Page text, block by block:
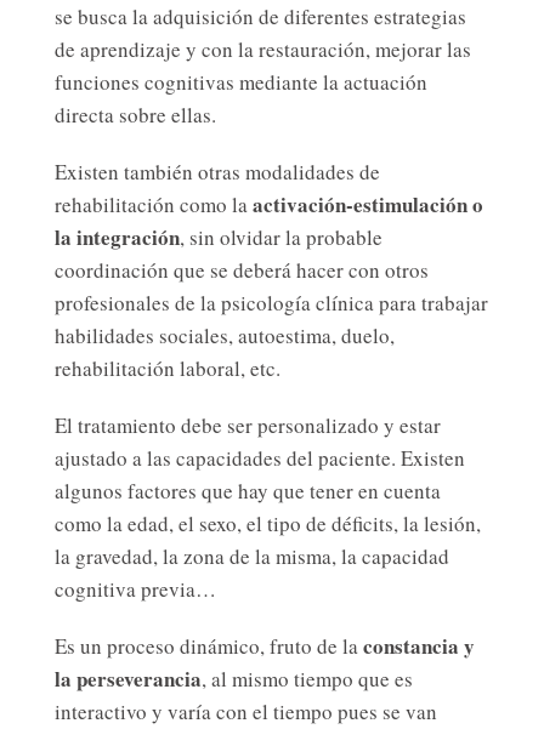
se busca la adquisición de diferentes estrategias
de aprendizaje y con la restauración, mejorar las
funciones cognitivas mediante la actuación
directa sobre ellas.
Existen también otras modalidades de
rehabilitación como laactivación-estimulación o
la integración, sin olvidar la probable
coordinación que se deberá hacer con otros
profesionales de la psicología clínica para trabajar
habilidades sociales, autoestima, duelo,
rehabilitación laboral, etc.
El tratamiento debe ser personalizado y estar
ajustado a las capacidades del paciente. Existen
algunos factores que hay que tener en cuenta
como la edad, el sexo, el tipo de déficits, la lesión,
la gravedad, la zona de la misma, la capacidad
cognitiva previa…
Es un proceso dinámico, fruto de laconstancia y
la perseverancia, al mismo tiempo que es
interactivo y varía con el tiempo pues se van